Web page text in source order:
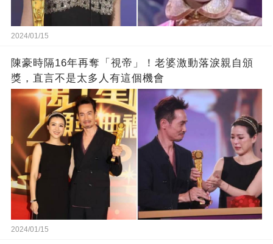
2024/01/15
陳豪時隔16年再奪「視帝」！老婆激動落淚親自頒
獎，直言不是太多人有這個機會
2024/01/15